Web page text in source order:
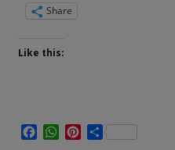
Share
Like this:
Facebook
WhatsApp
Pinterest
Share